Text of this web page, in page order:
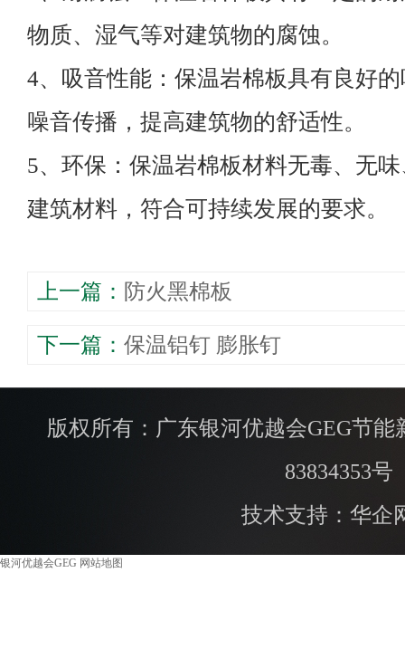
物质、湿气等对建筑物的腐蚀。
4、吸音性能：保温岩棉板具有良好
噪音传播，提高建筑物的舒适性。
5、环保：保温岩棉板材料无毒、无
建筑材料，符合可持续发展的要求。
上一篇： ​防火黑棉板
下一篇： ​保温铝钉 膨胀钉
版权所有：广东银河优越会GEG节能
83834353号
技术支持：华企
银河优越会GEG 网站地图